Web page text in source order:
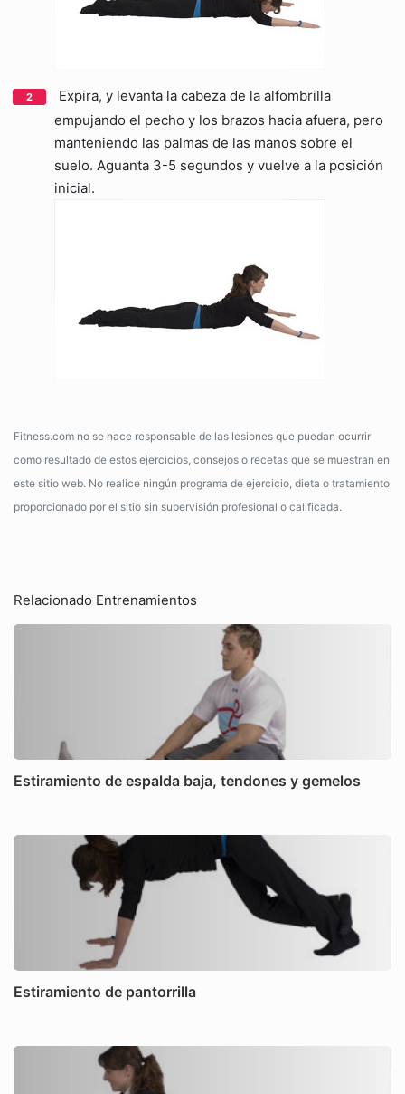
Expira, y levanta la cabeza de la alfombrilla
empujando el pecho y los brazos hacia afuera, pero
manteniendo las palmas de las manos sobre el
suelo. Aguanta 3-5 segundos y vuelve a la posición
inicial.
Fitness.com no se hace responsable de las lesiones que puedan ocurrir
como resultado de estos ejercicios, consejos o recetas que se muestran en
este sitio web. No realice ningún programa de ejercicio, dieta o tratamiento
proporcionado por el sitio sin supervisión profesional o calificada.
Relacionado Entrenamientos
Estiramiento de espalda baja, tendones y gemelos
Estiramiento de pantorrilla